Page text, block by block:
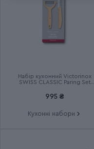
Країна збірки
Набір кухонний Victorinox
SWISS CLASSIC Paring Set
995 ₴
Кухонні набори